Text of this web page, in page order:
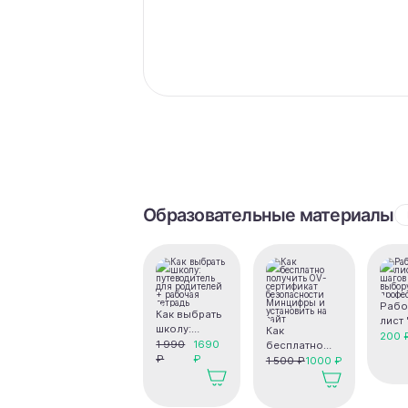
Образовательные материалы
Как выбрать
школу:
путеводитель
для
родителей +
1 990
₽
1690
₽
Как
бесплатно
получить OV-
сертификат
безопасности
1 500 ₽1000 ₽
лист
200